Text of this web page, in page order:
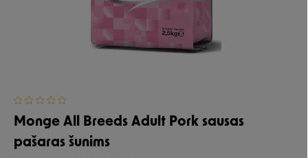
Monge All Breeds Adult Pork sausas
pašaras šunims